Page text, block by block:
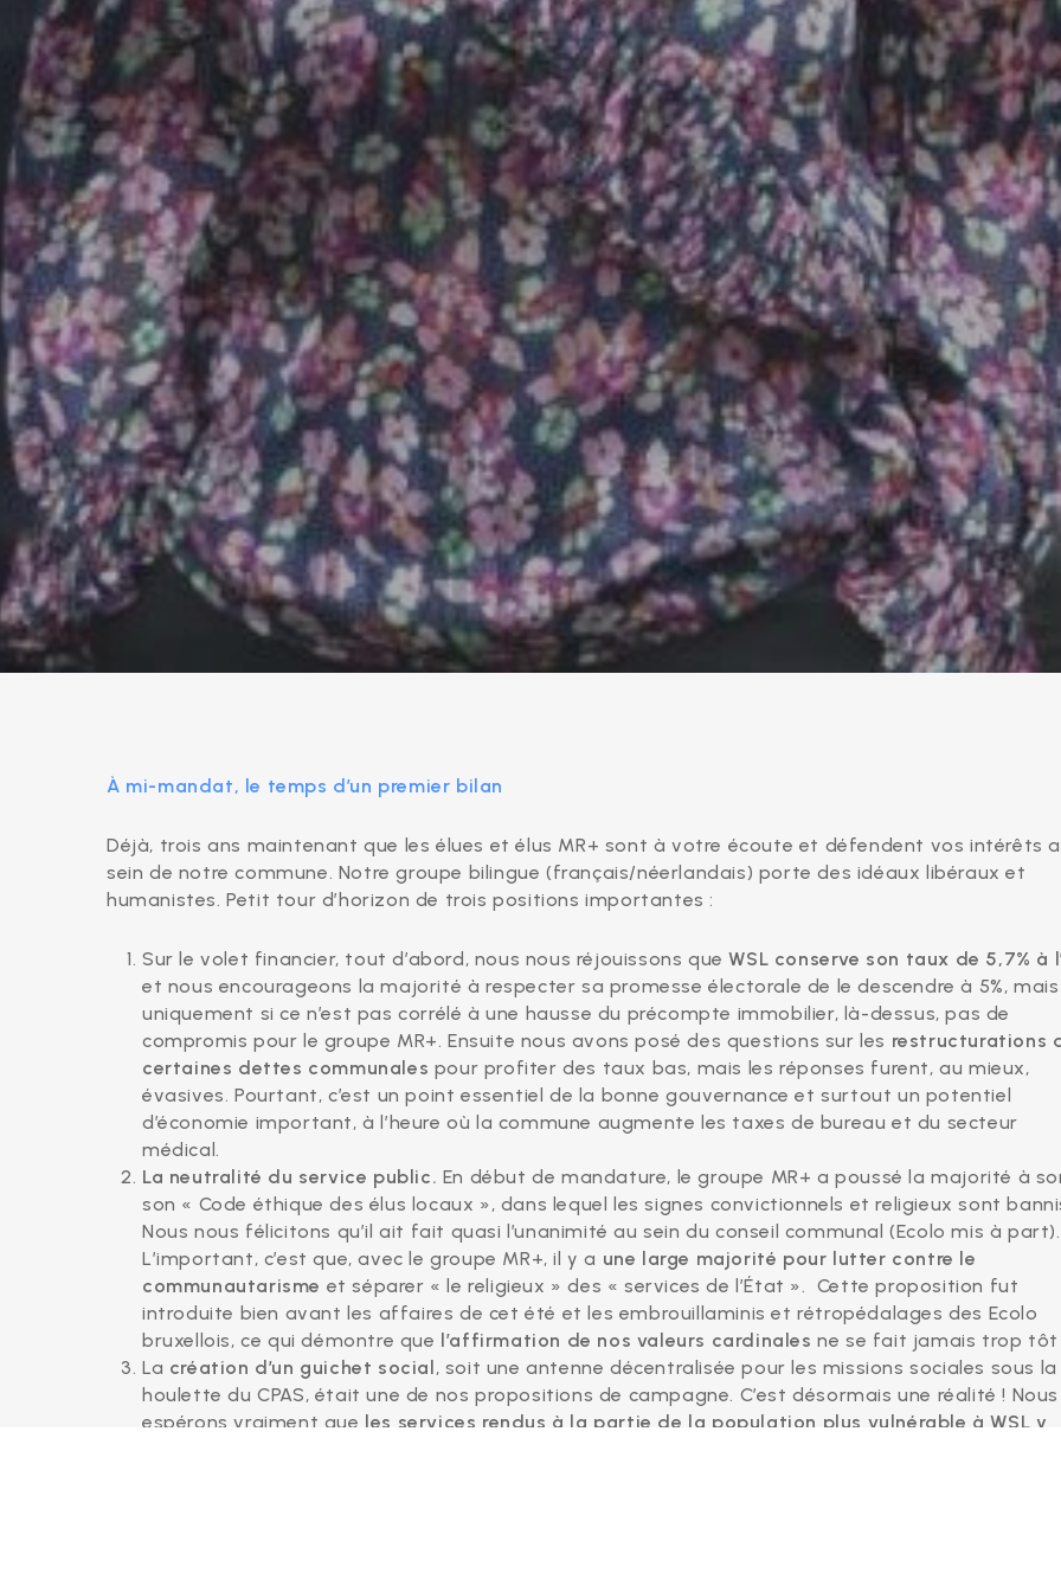
À mi-mandat, le temps d’un premier bilan
Déjà, trois ans maintenant que les élues et élus MR+ sont à votre écoute et défendent vos intérêts
sein de notre commune. Notre groupe bilingue (français/néerlandais) porte des idéaux libéraux et
humanistes. Petit tour d’horizon de trois positions importantes :
Sur le volet financier, tout d’abord, nous nous réjouissons queWSL conserve son taux de 5,7% à
et nous encourageons la majorité à respecter sa promesse électorale de le descendre à 5%, mais
uniquement si ce n’est pas corrélé à une hausse du précompte immobilier, là-dessus, pas de
compromis pour le groupe MR+. Ensuite nous avons posé des questions sur les restructurations
certaines dettes communales pour profiter des taux bas, mais les réponses furent, au mieux,
évasives. Pourtant, c’est un point essentiel de la bonne gouvernance et surtout un potentiel
d’économie important, à l’heure où la commune augmente les taxes de bureau et du secteur
médical.
La neutralité du service public. En début de mandature, le groupe MR+ a poussé la majorité à
son « Code éthique des élus locaux », dans lequel les signes convictionnels et religieux sont
Nous nous félicitons qu’il ait fait quasi l’unanimité au sein du conseil communal (Ecolo mis à part).
L’important, c’est que, avec le groupe MR+, il y a une large majorité pour lutter contre le
communautarisme et séparer « le religieux » des « services de l’État ». Cette proposition fut
introduite bien avant les affaires de cet été et les embrouillaminis et rétropédalages des Ecolo
bruxellois, ce qui démontre que l’affirmation de nos valeurs cardinales ne se fait jamais trop tôt
La création d’un guichet social, soit une antenne décentralisée pour les missions sociales sous la
houlette du CPAS, était une de nos propositions de campagne. C’est désormais une réalité ! Nous
espérons vraiment que les services rendus à la partie de la population plus vulnérable à WSL y